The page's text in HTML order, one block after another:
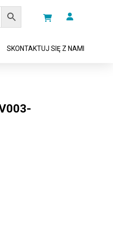
SKONTAKTUJ SIĘ Z NAMI